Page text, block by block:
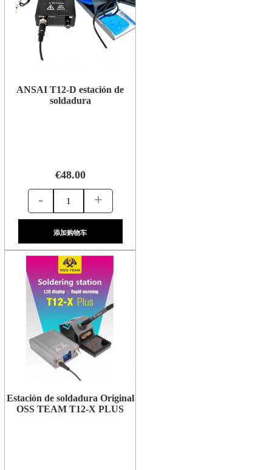
ANSAI T12-D estación de
soldadura
€48.00
- +
添加购物车
Estación de soldadura Original
OSS TEAM T12-X PLUS